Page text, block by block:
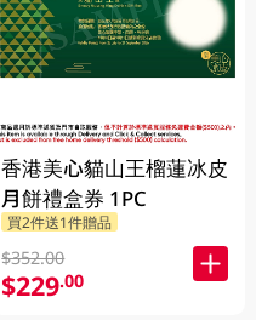
香港美心貓山王榴蓮冰皮
月餅禮盒券 1PC
買2件送1件贈品
$352.00
$229.00